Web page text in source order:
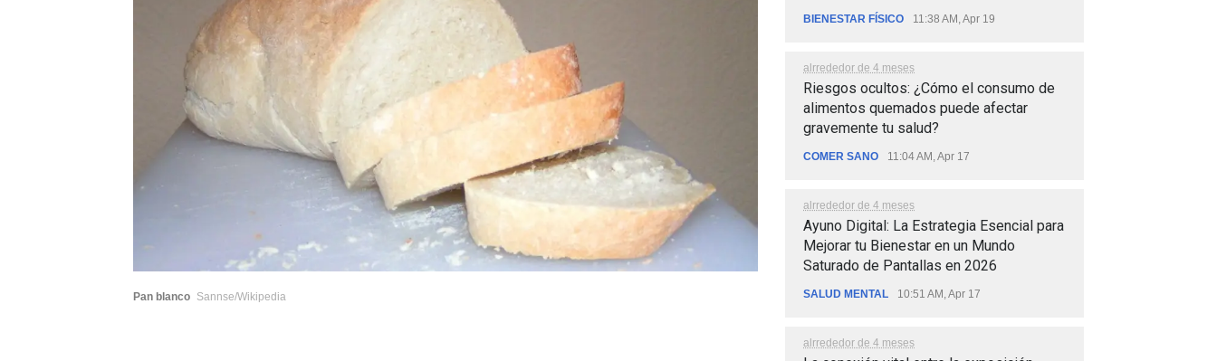
Pan blanco Sannse/Wikipedia
BIENESTAR FÍSICO 11:38 AM, Apr 19
alrrededor de 4 meses
Riesgos ocultos: ¿Cómo el consumo de
alimentos quemados puede afectar
gravemente tu salud?
COMER SANO 11:04 AM, Apr 17
alrrededor de 4 meses
Ayuno Digital: La Estrategia Esencial para
Mejorar tu Bienestar en un Mundo
Saturado de Pantallas en 2026
SALUD MENTAL 10:51 AM, Apr 17
alrrededor de 4 meses